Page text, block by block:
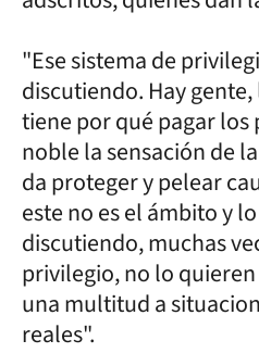
"Ese sistema de
discutiendo. Hay
tiene por qué pagar los
noble la sensación de
da proteger y pelear
este no es el ámbito y
discutiendo, muchas
privilegio, no lo
una multitud a
reales".